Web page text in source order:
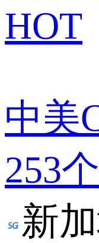
HOT
中美
253
新